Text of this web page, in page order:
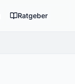
Ratgeber